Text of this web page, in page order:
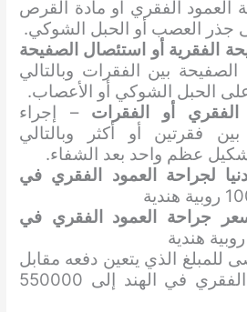
العمود الفقري أو مادة القرص
جذر العصب أو الحبل الشوكي.
الفقرية أو استئصال الصفيحة
بين الفقرات وبالتالي
الحبل الشوكي أو الأعصاب.
الفقري أو الفقرات – إجراء
فقرتين أو أكثر وبالتالي
عظم واحد بعد الشفاء.
لجراحة العمود الفقري في
جراحة العمود الفقري في
للمبلغ الذي يتعين دفعه مقابل
جراحة العمود الفقري في الهند إلى 550000